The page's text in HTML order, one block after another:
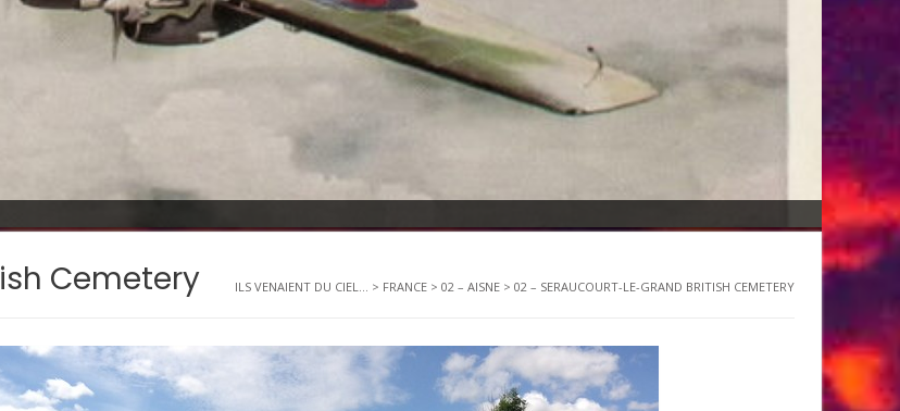
Cemetery ILS VENAIENT DU CIEL... > FRANCE > 02 – AISNE > 02 – SERAUCOURT-LE-GRAND BRITISH CEMETERY